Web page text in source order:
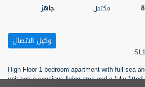
مفروش /ة
رقم الوسيط
مكتمل جاهز
وكيل الاتصال
High Floor 1-bedroom apartment with full sea
unit has a spacious living area and a fully